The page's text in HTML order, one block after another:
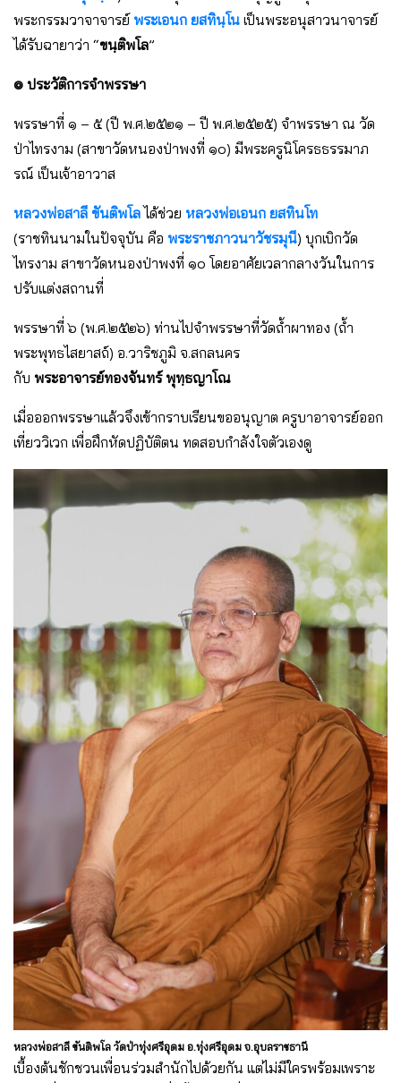
พระกรรมวาจาจารย์พระเอนก ยสทินฺโน เป็นพระอนุสาวนาจารย์
ได้รับฉายาว่า “ขนฺติพโล”
๏ ประวัติการจำพรรษา
พรรษาที่ ๑ – ๕ (ปี พ.ศ.๒๕๒๑ – ปี พ.ศ.๒๕๒๕) จำพรรษา ณ วัด
ป่าไทรงาม (สาขาวัดหนองป่าพงที่ ๑๐) มีพระครูนิโครธธรรมาภ
รณ์ เป็นเจ้าอาวาส
หลวงพ่อสาลี ขันติพโลได้ช่วย หลวงพ่อเอนก ยสทินโท
(ราชทินนามในปัจจุบัน คือ พระราชภาวนาวัชรมุนี) บุกเบิกวัด
ไทรงาม สาขาวัดหนองป่าพงที่ ๑๐ โดยอาศัยเวลากลางวันในการ
ปรับแต่งสถานที่
พรรษาที่ ๖ (พ.ศ.๒๕๒๖) ท่านไปจำพรรษาที่วัดถ้ำผาทอง (ถ้ำ
พระพุทธไสยาสถ์) อ.วาริชภูมิ จ.สกลนคร
กับ พระอาจารย์ทองจันทร์ พุทฺธญาโณ
เมื่อออกพรรษาแล้วจึงเข้ากราบเรียนขออนุญาต ครูบาอาจารย์ออก
เที่ยววิเวก เพื่อฝึกหัดปฏิบัติตน ทดสอบกำลังใจตัวเองดู
หลวงพ่อสาลี ขันติพโล วัดป่าทุ่งศรีอุดม อ.ทุ่งศรีอุดม จ.อุบลราชธานี
เบื้องต้นชักชวนเพื่อนร่วมสำนักไปด้วยกัน แต่ไม่มีใครพร้อมเพราะ